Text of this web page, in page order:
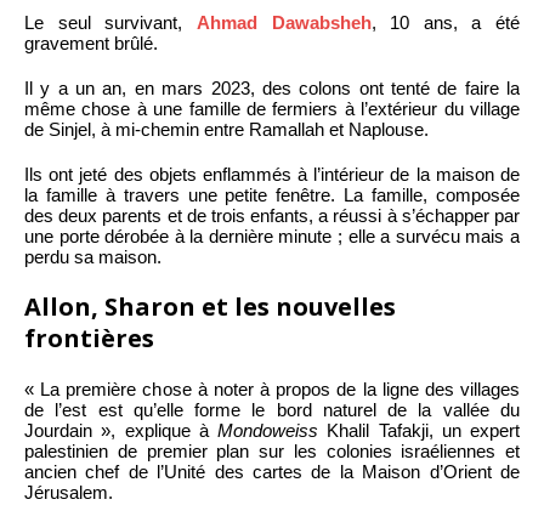
Le seul survivant, Ahmad Dawabsheh, 10 ans, a été
gravement brûlé.
Il y a un an, en mars 2023, des colons ont tenté de faire la
même chose à une famille de fermiers à l’extérieur du village
de Sinjel, à mi-chemin entre Ramallah et Naplouse.
Ils ont jeté des objets enflammés à l’intérieur de la maison de
la famille à travers une petite fenêtre. La famille, composée
des deux parents et de trois enfants, a réussi à s’échapper par
une porte dérobée à la dernière minute ; elle a survécu mais a
perdu sa maison.
Allon, Sharon et les nouvelles
frontières
« La première chose à noter à propos de la ligne des villages
de l’est est qu’elle forme le bord naturel de la vallée du
Jourdain », explique à Mondoweiss Khalil Tafakji, un expert
palestinien de premier plan sur les colonies israéliennes et
ancien chef de l’Unité des cartes de la Maison d’Orient de
Jérusalem.